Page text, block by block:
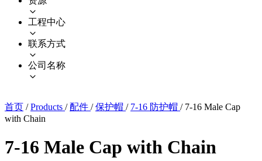
工程中心
联系方式
公司名称
首页 / Products / 配件 / 保护帽 / 7-16 防护帽 / 7-16 Male Cap
with Chain
7-16 Male Cap with Chain